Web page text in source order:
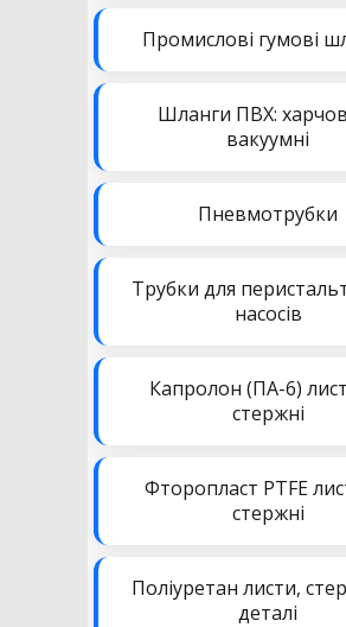
Промислові гумові
Шланги ПВХ:
вакуумні
Пневмотрубки
Трубки для
насосів
Капролон (ПА-6)
стержні
Фторопласт PTFE
стержні
Поліуретан листи,
деталі